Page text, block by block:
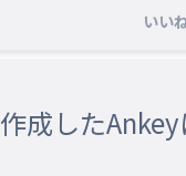
いい
作成したAnkey